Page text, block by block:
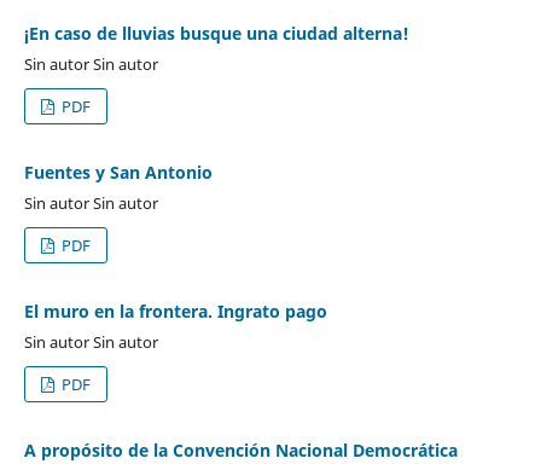
¡En caso de lluvias busque una ciudad alterna!
Sin autor Sin autor
PDF
Fuentes y San Antonio
Sin autor Sin autor
PDF
El muro en la frontera. Ingrato pago
Sin autor Sin autor
PDF
A propósito de la Convención Nacional Democrática